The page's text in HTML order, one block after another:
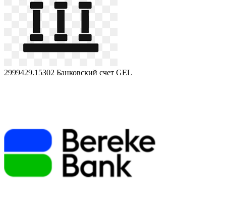
2999429.15302 Банковский счет GEL